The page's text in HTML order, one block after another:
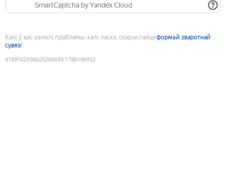
SmartCaptcha by Yandex Cloud
Калі ў вас узніклі праблемы, калі ласка, скарыстайцеформай зваротнай
сувязі
9189182596625268449:1786196932